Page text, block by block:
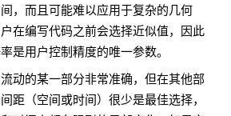
，而且可能难以应用于复杂的几何
在编写代码之前会选择近似值，因此
是用户控制精度的唯一参数。
动的某一部分非常准确，但在其他部
距（空间或时间）很少是最佳选择，